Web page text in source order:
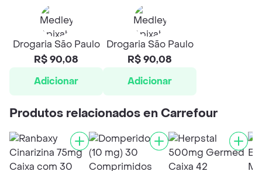
Drogaria São Paulo
R$ 90,08
Adicionar
Drogaria São Paulo
R$ 90,08
Adicionar
Produtos relacionados en Carrefour